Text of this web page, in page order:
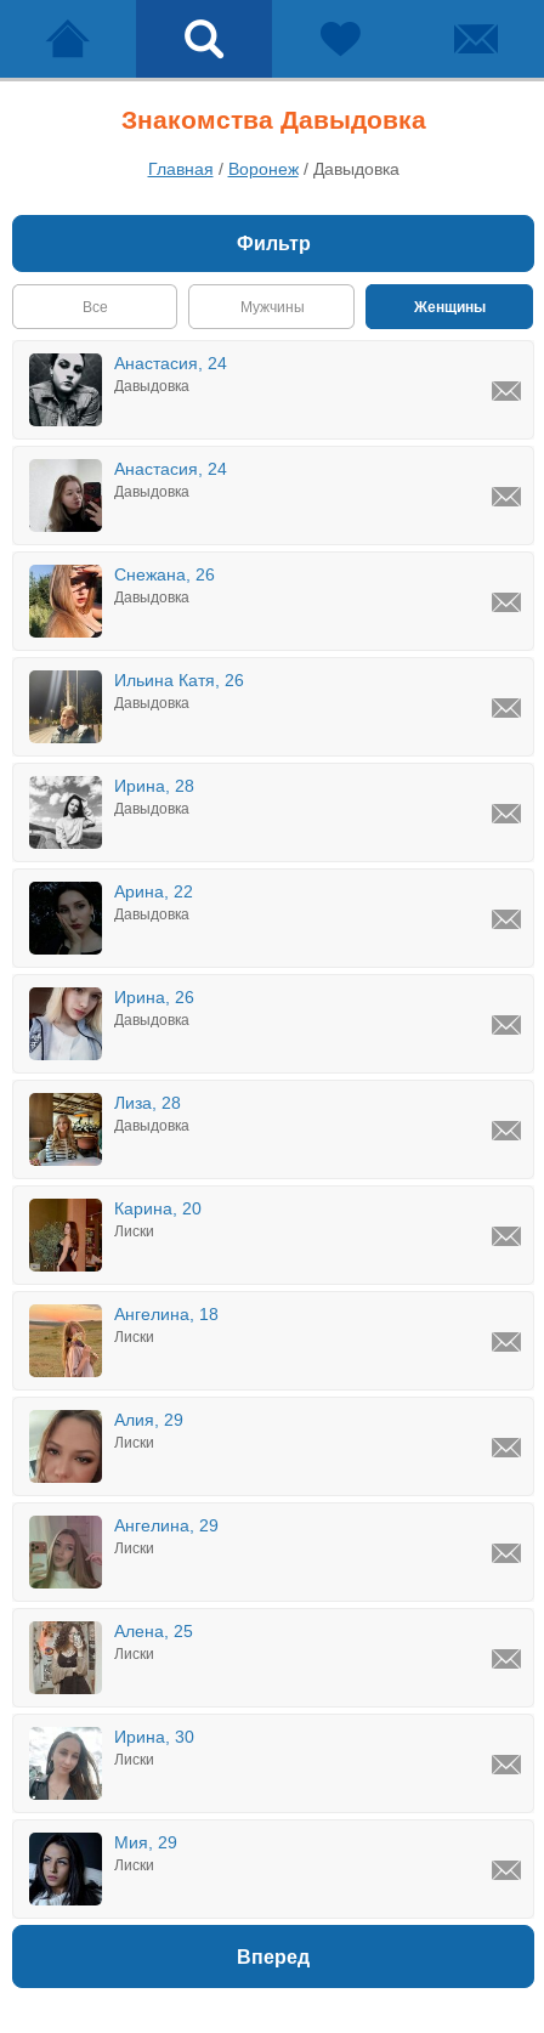
Знакомства Давыдовка
Главная / Воронеж/ Давыдовка
Фильтр
Все Мужчины Женщины
Анастасия, 24
Давыдовка
Анастасия, 24
Давыдовка
Снежана, 26
Давыдовка
Ильина Катя, 26
Давыдовка
Ирина, 28
Давыдовка
Арина, 22
Давыдовка
Ирина, 26
Давыдовка
Лиза, 28
Давыдовка
Карина, 20
Лиски
Ангелина, 18
Лиски
Алия, 29
Лиски
Ангелина, 29
Лиски
Алена, 25
Лиски
Ирина, 30
Лиски
Мия, 29
Лиски
Вперед